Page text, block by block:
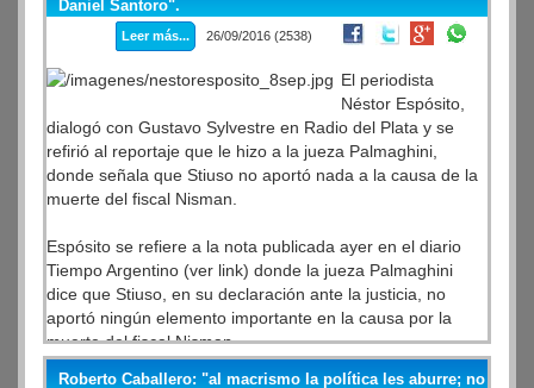
ARBIA INFORMA:
canasta básica de alimentos.
Luego se refiere a la recesión en distintas actividades,
que, comparadas con el año pasado arrojan resultados
como una caída del 25% en gastronomía, un 8% en
indumentaria, 7,7% en carnes, 4% en alimentos y
bebidas, 12% en electrodomésticos y 14% en el despacho
de cemento, que es el insumo básico de la construcción.
Luego se refiere a la necesidad de que haya un control
por parte del estado, que no lo hay y señala que si en una
economía concentrada y con empresas que tienen
posición dominante, si el estado no interviene, el mercado
actúa en perjuicio de la sociedad.
ARBIA INFORMA:
Daniel Santoro".
Leer más... 26/09/2016 (2538)
El periodista
Néstor Espósito,
dialogó con Gustavo Sylvestre en Radio del Plata y se
refirió al reportaje que le hizo a la jueza Palmaghini,
donde señala que Stiuso no aportó nada a la causa de la
muerte del fiscal Nisman.
Espósito se refiere a la nota publicada ayer en el diario
Tiempo Argentino (ver link) donde la jueza Palmaghini
dice que Stiuso, en su declaración ante la justicia, no
aportó ningún elemento importante en la causa por la
muerte del fiscal Nisman.
Roberto Caballero: "al macrismo la política les aburre; no